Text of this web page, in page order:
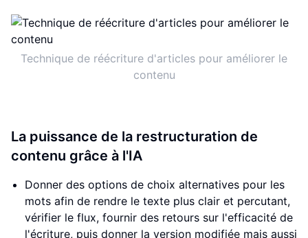
Technique de réécriture d'articles pour améliorer le
contenu
La puissance de la restructuration de
contenu grâce à l'IA
Donner des options de choix alternatives pour les
mots afin de rendre le texte plus clair et percutant,
vérifier le flux, fournir des retours sur l'efficacité de
l'écriture, puis donner la version modifiée mais aussi